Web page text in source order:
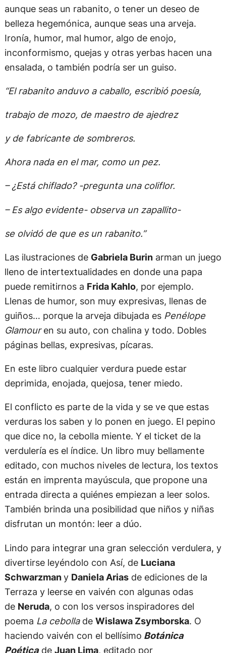
aunque seas un rabanito, o tener un deseo de
belleza hegemónica, aunque seas una arveja.
Ironía, humor, mal humor, algo de enojo,
inconformismo, quejas y otras yerbas hacen una
ensalada, o también podría ser un guiso.
“El rabanito anduvo a caballo, escribió poesía,
trabajo de mozo, de maestro de ajedrez
y de fabricante de sombreros.
Ahora nada en el mar, como un pez.
– ¿Está chiflado? -pregunta una coliflor.
– Es algo evidente- observa un zapallito-
se olvidó de que es un rabanito.”
Las ilustraciones de Gabriela Burinarman un juego
lleno de intertextualidades en donde una papa
puede remitirnos a Frida Kahlo, por ejemplo.
Llenas de humor, son muy expresivas, llenas de
guiños… porque la arveja dibujada esPenélope
Glamouren su auto, con chalina y todo. Dobles
páginas bellas, expresivas, pícaras.
En este libro cualquier verdura puede estar
deprimida, enojada, quejosa, tener miedo.
El conflicto es parte de la vida y se ve que estas
verduras los saben y lo ponen en juego. El pepino
que dice no, la cebolla miente. Y el ticket de la
verdulería es el índice. Un libro muy bellamente
editado, con muchos niveles de lectura, los textos
están en imprenta mayúscula, que propone una
entrada directa a quiénes empiezan a leer solos.
También brinda una posibilidad que niños y niñas
disfrutan un montón: leer a dúo.
Lindo para integrar una gran selección verdulera, y
divertirse leyéndolo con Así, de Luciana
Schwarzmany Daniela Ariasde ediciones de la
Terraza y leerse en vaivén con algunas odas
de Neruda, o con los versos inspiradores del
poema La cebollade Wislawa Zsymborska. O
haciendo vaivén con el bellísimo Botánica
Poéticade Juan Lima, editado por